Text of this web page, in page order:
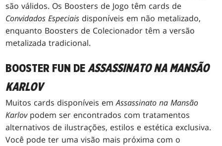
são válidos. Os Boosters de Jogo têm cards de
Convidados Especiais disponíveis em não metalizado,
enquanto Boosters de Colecionador têm a versão
metalizada tradicional.
BOOSTER FUN DEASSASSINATO NA MANSÃO
KARLOV
Muitos cards disponíveis emAssassinato na Mansão
Karlovpodem ser encontrados com tratamentos
alternativos de ilustrações, estilos e estética exclusiva.
Você pode ter uma visão mais próxima com o